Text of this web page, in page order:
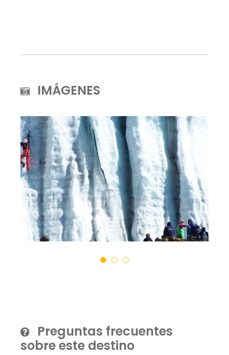
IMÁGENES
Preguntas frecuentes
sobre este destino